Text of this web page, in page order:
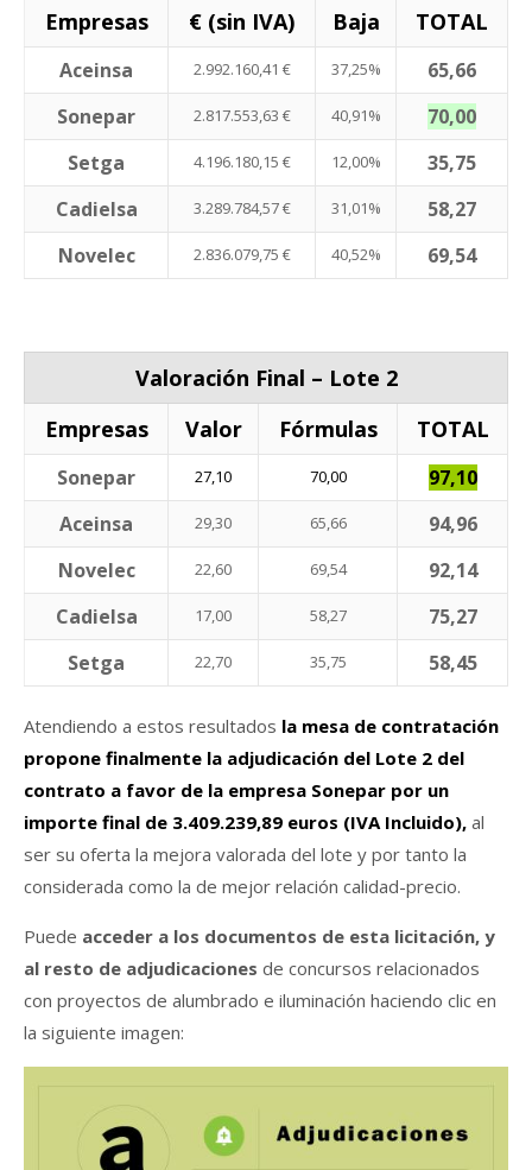
Empresas
€ (sin IVA) Baja TOTAL
Aceinsa 2.992.160,41 € 37,25%
65,66
Sonepar
2.817.553,63 € 40,91%
70,00
Setga
4.196.180,15 € 12,00%
35,75
Cadielsa
3.289.784,57 € 31,01%
58,27
Novelec
2.836.079,75 € 40,52% 69,54
Valoración Final – Lote 2
Empresas
Valor Fórmulas TOTAL
Sonepar 27,10 70,00
97,10
Aceinsa
29,30 65,66
94,96
Novelec
22,60 69,54
92,14
Cadielsa
17,00 58,27
75,27
Setga
22,70 35,75 58,45
Atendiendo a estos resultados la mesa de contratación
propone finalmente la adjudicación del Lote 2 del
contrato a favor de la empresa Sonepar por un
importe final de 3.409.239,89 euros (IVA Incluido), al
ser su oferta la mejora valorada del lote y por tanto la
considerada como la de mejor relación calidad-precio.
Puede acceder a los documentos de esta licitación, y
al resto de adjudicaciones de concursos relacionados
con proyectos de alumbrado e iluminación haciendo clic en
la siguiente imagen: